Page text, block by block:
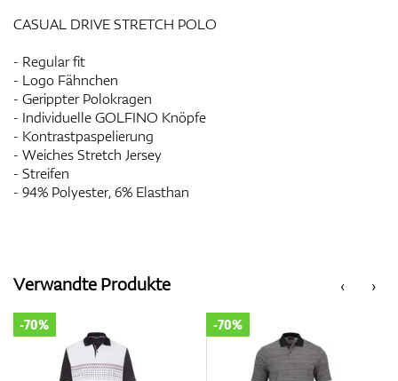
CASUAL DRIVE STRETCH POLO
- Regular fit
- Logo Fähnchen
- Gerippter Polokragen
- Individuelle GOLFINO Knöpfe
- Kontrastpaspelierung
- Weiches Stretch Jersey
- Streifen
- 94% Polyester, 6% Elasthan
‹
Verwandte Produkte ›
-70% -70%